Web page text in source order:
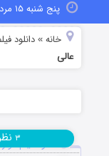
پنج شنبه ۱۵ مرداد ۱۴۰۵
خانه »دانلود
عالی
دانلود فیلم
۳